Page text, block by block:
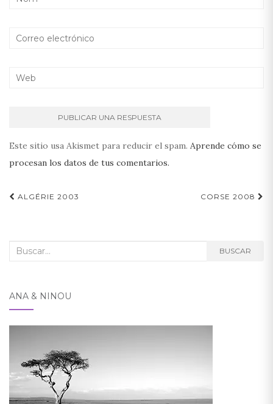
Este sitio usa Akismet para reducir el spam. Aprende cómo se
procesan los datos de tus comentarios.
Navegación
ALGÉRIE 2003 CORSE 2008
Buscar: BUSCAR
ANA & NINOU